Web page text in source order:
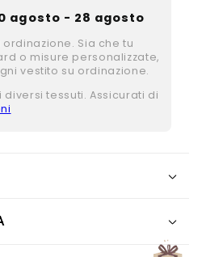
agosto - 28 agosto
Sia che tu
o misure personalizzate,
vestito su ordinazione.
tessuti. Assicurati di